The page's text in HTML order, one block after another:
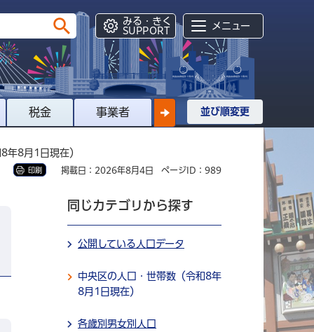
みる・きく
SUPPORT
メニュー
税金 事業者 並び順変更
年8月1日現在）
印刷 掲載日：2026年8月4日 ページID：989
同じカテゴリから探す
公開している人口データ
中央区の人口・世帯数（令和8年
8月1日現在）
各歳別男女別人口